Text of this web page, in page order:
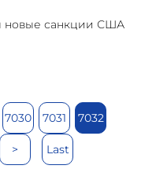
новые санкции США
7030 7031 7032
> Last